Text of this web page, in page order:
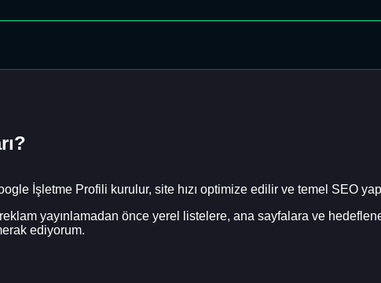
İşletme Profili kurulur, site hızı optimize edilir ve temel SEO
yayınlamadan önce yerel listelere, ana sayfalara ve
ediyorum.